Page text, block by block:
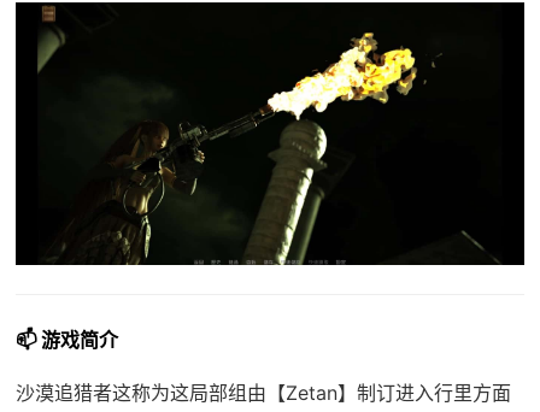
📫 游戏简介
沙漠追猎者这称为这局部组由【Zetan】制订进入行里方面